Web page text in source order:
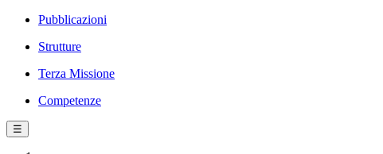
Pubblicazioni
Strutture
Terza Missione
Competenze
☰